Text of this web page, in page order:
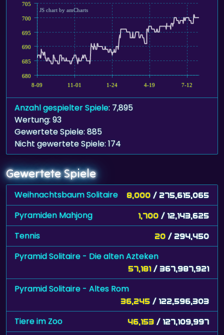
8-09 11-01 1-24 4-19 7-12
680
685
690
695
700
705
JS chart by amCharts
Anzahl gespielter Spiele: 7,895
Wertung: 93
Gewertete Spiele: 885
Nicht gewertete Spiele: 174
Gewertete Spiele
Weihnachtsbaum Solitaire 8,000 / 275,615,065
Pyramiden Mahjong 1,700 / 12,143,625
Tennis 20 / 294,450
Pyramid Solitaire - Die alten Azteken
57,181 / 367,987,921
Pyramid Solitaire - Altes Rom
36,245 / 122,596,303
Tiere im Zoo 46,153 / 127,109,997